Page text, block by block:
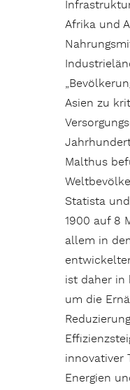
Afrika und
Asien zu
Malthus
Statista
1900 auf 8
allem in
ist daher in
um die
innovativer
Energien